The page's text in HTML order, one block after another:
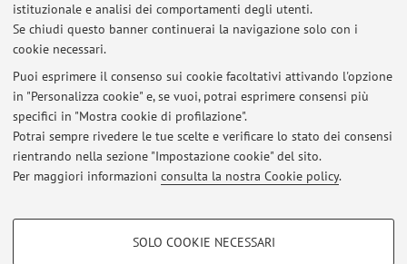
istituzionale e analisi dei comportamenti degli utenti.
Se chiudi questo banner continuerai la navigazione solo con i
cookie necessari.
Puoi esprimere il consenso sui cookie facoltativi attivando l'opzione
in "Personalizza cookie" e, se vuoi, potrai esprimere consensi più
specifici in "Mostra cookie di profilazione".
Potrai sempre rivedere le tue scelte e verificare lo stato dei consensi
rientrando nella sezione "Impostazione cookie" del sito.
Per maggiori informazioni consulta la nostra Cookie policy.
COOKIE DI PROFILAZIONE - FACOLTATIVI
SOLO COOKIE NECESSARI
Al momento non sono presenti avvisi.
Area riservata
Accedi tramiteloginper gestire tutti i contenuti del sito.
© 2026 - ALMA MATER STUDIORUM - Università di Bologna - Via
Zamboni, 33 - 40126 Bologna - Partita IVA: 01131710376